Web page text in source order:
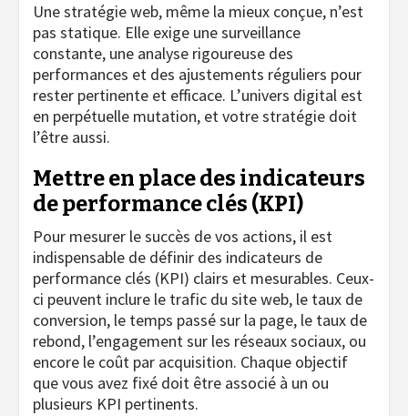
Une stratégie web, même la mieux conçue, n’est
pas statique. Elle exige une surveillance
constante, une analyse rigoureuse des
performances et des ajustements réguliers pour
rester pertinente et efficace. L’univers digital est
en perpétuelle mutation, et votre stratégie doit
l’être aussi.
Mettre en place des indicateurs
de performance clés (KPI)
Pour mesurer le succès de vos actions, il est
indispensable de définir des indicateurs de
performance clés (KPI) clairs et mesurables. Ceux-
ci peuvent inclure le trafic du site web, le taux de
conversion, le temps passé sur la page, le taux de
rebond, l’engagement sur les réseaux sociaux, ou
encore le coût par acquisition. Chaque objectif
que vous avez fixé doit être associé à un ou
plusieurs KPI pertinents.